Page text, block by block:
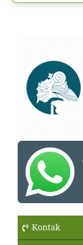
Kontak